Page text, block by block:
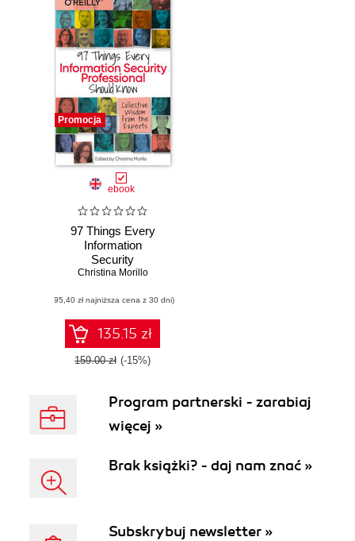
Promocja
ebook
97 Things Every
Information
Security
Professional
Christina Morillo
(95,40 zł najniższa cena z 30 dni)
135.15 zł
159.00 zł (-15%)
Program partnerski - zarabiaj
więcej »
Brak książki? - daj nam znać »
Subskrybuj newsletter »